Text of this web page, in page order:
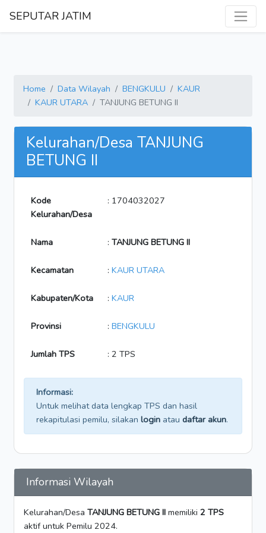
SEPUTAR JATIM
Home Data Wilayah BENGKULU
KAUR
KAUR UTARA
TANJUNG BETUNG II
Kelurahan/Desa TANJUNG
BETUNG II
Kode
Kelurahan/Desa
: 1704032027
Nama : TANJUNG BETUNG II
Kecamatan : KAUR UTARA
Kabupaten/Kota : KAUR
Provinsi : BENGKULU
Jumlah TPS : 2 TPS
Informasi:
Untuk melihat data lengkap TPS dan hasil
rekapitulasi pemilu, silakan login atau daftar akun.
Informasi Wilayah
Kelurahan/Desa TANJUNG BETUNG II memiliki 2 TPS
aktif untuk Pemilu 2024.